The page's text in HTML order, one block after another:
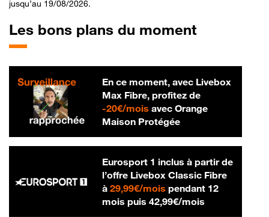
jusqu’au 19/08/2026.
Les bons plans du moment
En ce moment, avec Livebox
Max Fibre, profitez de
-20€/mois20 € par mois
avec Orange
Maison Protégée
Eurosport 1 inclus à partir de
l’offre Livebox Classic Fibre
à 29,99€/mois29,99 € par mois
pendant 12
mois puis 42,99€/mois42,99 € par